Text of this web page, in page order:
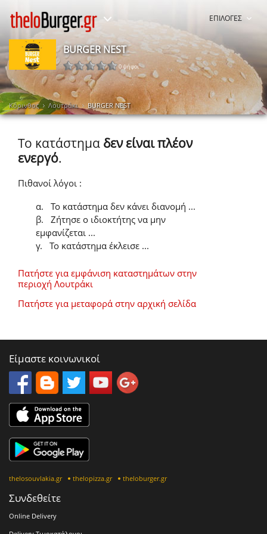
ΕΠΙΛΟΓΕΣ
BURGER NEST
0 ψήφοι
Κόρινθος Λουτράκι BURGER NEST
Το κατάστημα δεν είναι πλέον
ενεργό.
Πιθανοί λόγοι :
α.
Το κατάστημα δεν κάνει διανομή ...
β.
Ζήτησε ο ιδιοκτήτης να μην
εμφανίζεται ...
γ.
Το κατάστημα έκλεισε ...
Πατήστε για εμφάνιση καταστημάτων στην
περιοχή Λουτράκι
Πατήστε για μεταφορά στην αρχική σελίδα
Είμαστε κοινωνικοί
thelosouvlakia.gr thelopizza.gr theloburger.gr
Συνδεθείτε
Online Delivery